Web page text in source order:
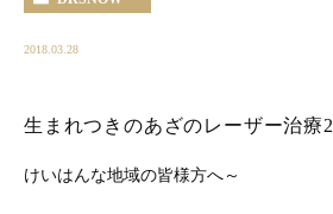
2018.03.28
生まれつきのあざのレーザー治療2
けいはんな地域の皆様方へ～